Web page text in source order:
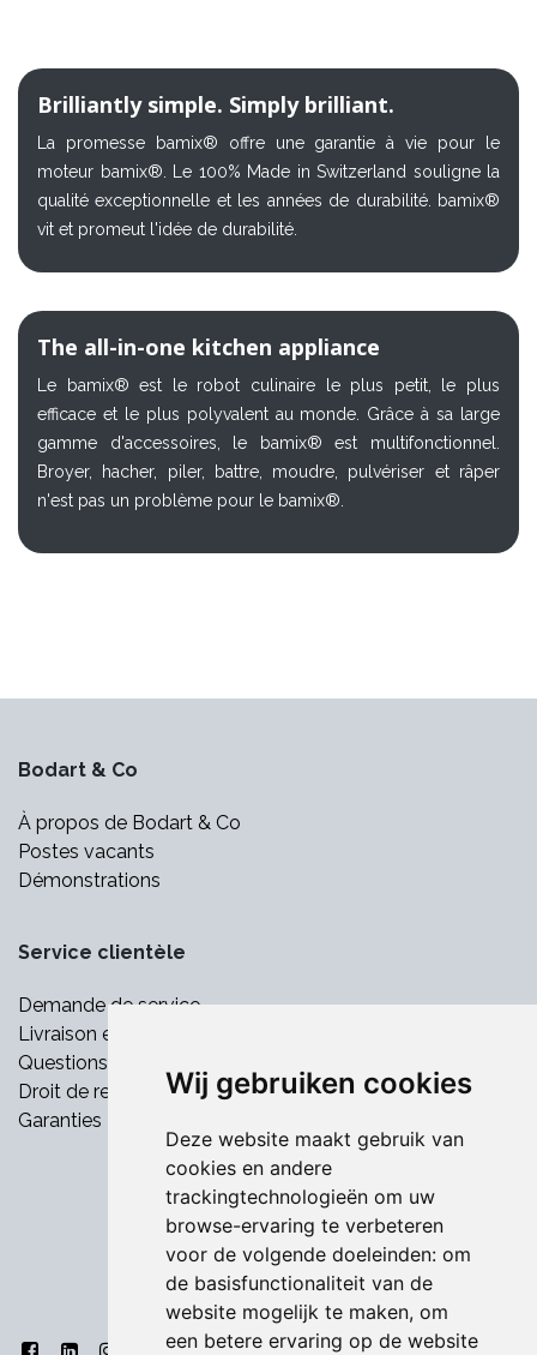
Wij gebruiken cookies
Deze website maakt gebruik van
cookies en andere
trackingtechnologieën om uw
browse-ervaring te verbeteren
voor de volgende doeleinden: om
de basisfunctionaliteit van de
website mogelijk te maken, om
een betere ervaring op de website
Brilliantly simple. Simply brilliant.
La promesse bamix® offre une garantie à vie pour le
moteur bamix®. Le 100% Made in Switzerland souligne la
qualité exceptionnelle et les années de durabilité. bamix®
vit et promeut l'idée de durabilité.
The all-in-one kitchen appliance
Le bamix® est le robot culinaire le plus petit, le plus
efficace et le plus polyvalent au monde. Grâce à sa large
gamme d'accessoires, le bamix® est multifonctionnel.
Broyer, hacher, piler, battre, moudre, pulvériser et râper
n'est pas un problème pour le bamix®.
Bodart & Co
À propos de Bodart & Co
Postes vacants
Démonstrations
Service clientèle
Demande de service
Livraison et paiement
Questions fréquemment posées
Droit de retrait
Garanties